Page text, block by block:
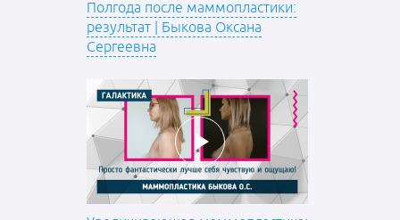
Полгода после маммопластики:
результат | Быкова Оксана
Сергеевна